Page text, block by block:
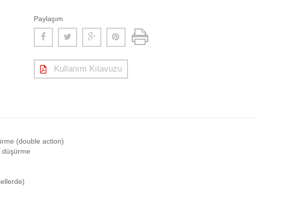
Paylaşım
Kullanım Kılavuzu
(double action)
düşürme